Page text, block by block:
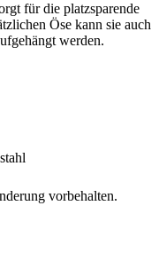
für die platzsparende
Öse kann sie auch
werden.
vorbehalten.